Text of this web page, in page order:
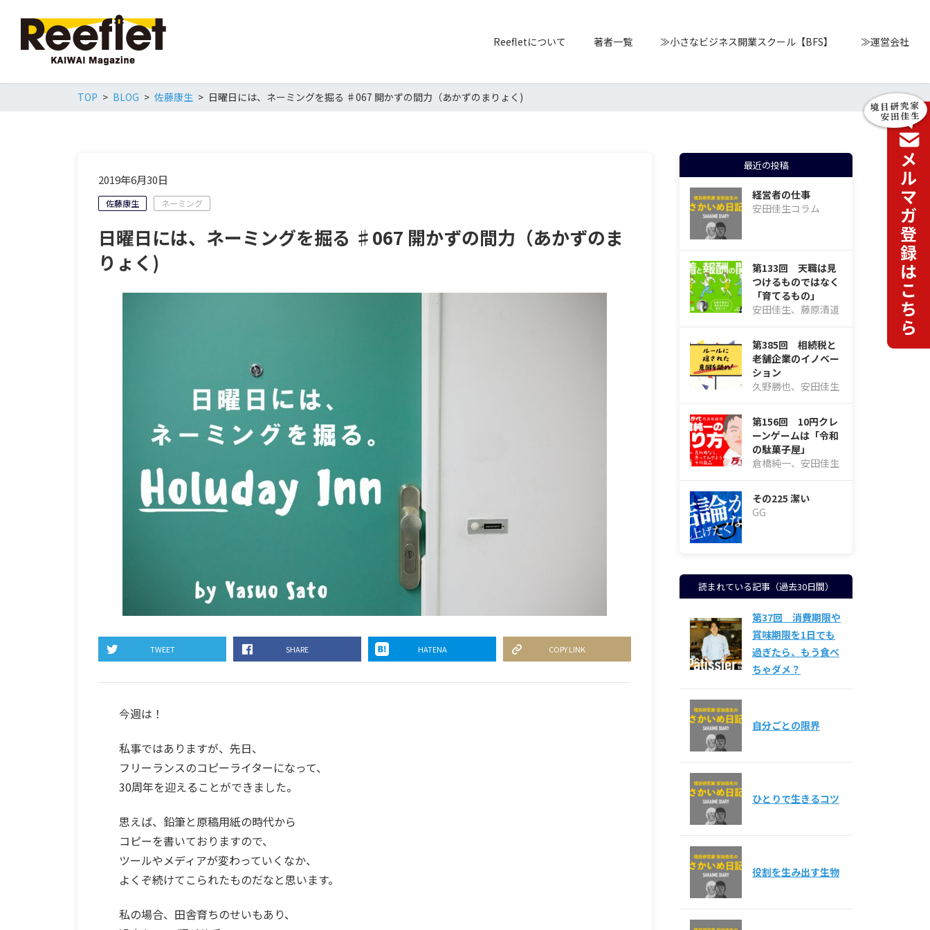
Reefletについて 著者一覧 ≫小さなビジネス開業スクール【BFS】 ≫運営会社
TOP BLOG 佐藤康生 日曜日には、ネーミングを掘る ♯067 開かずの間力（あかずのまりょく)
2019年6月30日
佐藤康生 ネーミング
日曜日には、ネーミングを掘る ♯067 開かずの間力（あかずのま
りょく)
TWEET SHARE HATENA COPY LINK
今週は！
私事ではありますが、先日、
フリーランスのコピーライターになって、
30周年を迎えることができました。
思えば、鉛筆と原稿用紙の時代から
コピーを書いておりますので、
ツールやメディアが変わっていくなか、
よくぞ続けてこられたものだなと思います。
私の場合、田舎育ちのせいもあり、
最近の投稿
経営者の仕事
安田佳生コラム
第133回 天職は見
つけるものではなく
「育てるもの」
安田佳生、藤原清道
第385回 相続税と
老舗企業のイノベー
ション
久野勝也、安田佳生
第156回 10円クレ
ーンゲームは「令和
の駄菓子屋」
倉橋純一、安田佳生
その225 潔い
GG
読まれている記事（過去30日間）
第37回 消費期限や
賞味期限を1日でも
過ぎたら、もう食べ
ちゃダメ？
自分ごとの限界
ひとりで生きるコツ
役割を生み出す生物